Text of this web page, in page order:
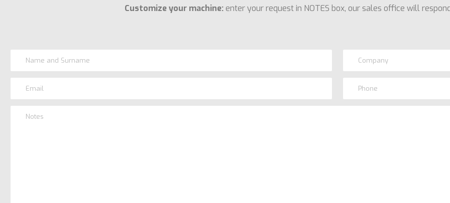
Customize your machine:enter your request in NOTES box, our sales office will